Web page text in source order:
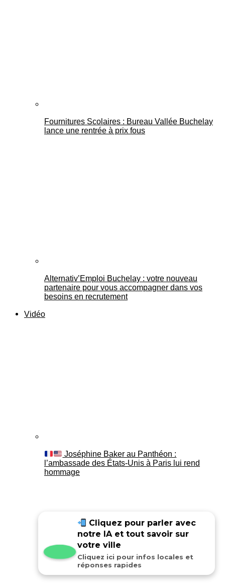
Fournitures Scolaires : Bureau Vallée Buchelay
lance une rentrée à prix fous
Alternativ’Emploi Buchelay : votre nouveau
partenaire pour vous accompagner dans vos
besoins en recrutement
Vidéo
Joséphine Baker au Panthéon :
l’ambassade des États-Unis à Paris lui rend
hommage
Cliquez pour parler avec
notre IA et tout savoir sur
votre ville
Cliquez ici pour infos locales et
réponses rapides